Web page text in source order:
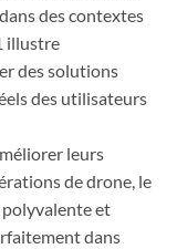
des contextes
illustre
des solutions
des utilisateurs
leurs
de drone, le
et
dans